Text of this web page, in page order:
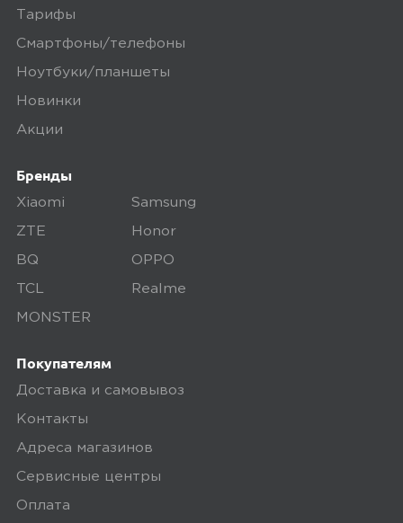
Тарифы
Смартфоны/телефоны
Ноутбуки/планшеты
Новинки
Акции
Бренды
Xiaomi Samsung
ZTE Honor
BQ OPPO
TCL Realme
MONSTER
Покупателям
Доставка и самовывоз
Контакты
Адреса магазинов
Сервисные центры
Оплата